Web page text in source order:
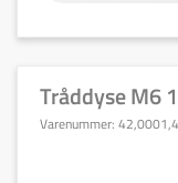
Tråddyse M6
Varenummer: